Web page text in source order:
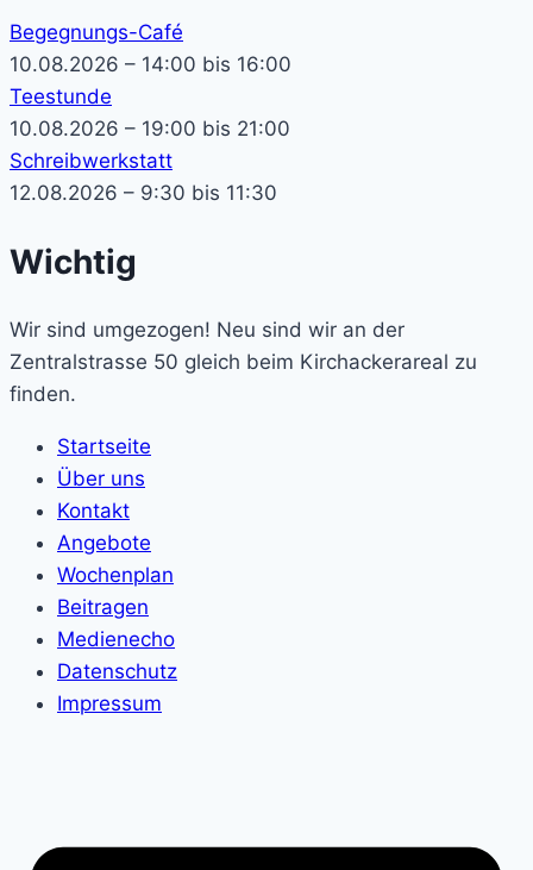
Begegnungs-Café
10.08.2026 – 14:00 bis 16:00
Teestunde
10.08.2026 – 19:00 bis 21:00
Schreibwerkstatt
12.08.2026 – 9:30 bis 11:30
Wichtig
Wir sind umgezogen! Neu sind wir an der
Zentralstrasse 50 gleich beim Kirchackerareal zu
finden.
Startseite
Über uns
Kontakt
Angebote
Wochenplan
Beitragen
Medienecho
Datenschutz
Impressum